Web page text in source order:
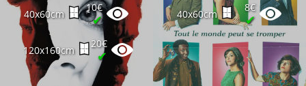
40x60cm
10€
✔
120x160cm
20€
✔
40x60cm
8€
✔